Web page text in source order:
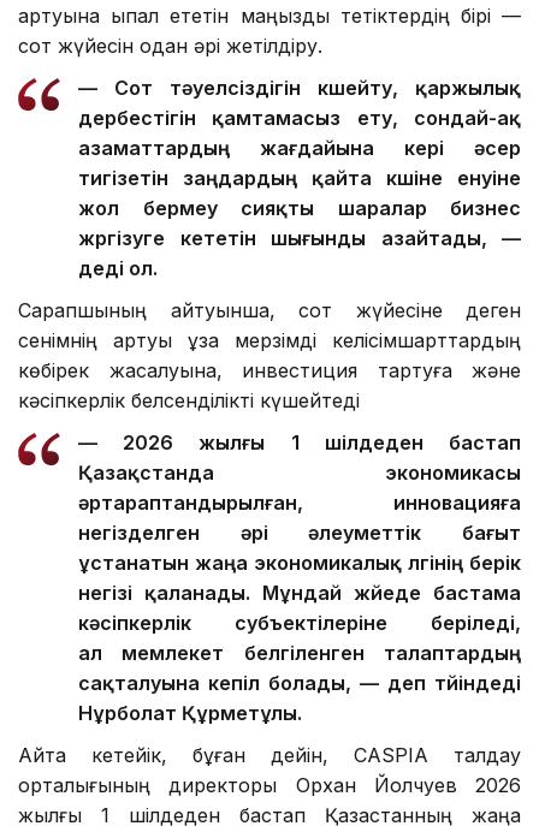
артуына ықпал ететін маңызды тетіктердің бірі —
сот жүйесін одан әрі жетілдіру.
— Сот тәуелсіздігін күшейту, қаржылық
дербестігін қамтамасыз ету, сондай-ақ
азаматтардың жағдайына кері әсер
тигізетін заңдардың қайта күшіне енуіне
жол бермеу сияқты шаралар бизнес
жүргізуге кететін шығынды азайтады, —
деді ол.
Сарапшының айтуынша, сот жүйесіне деген
сенімнің артуы ұзақ мерзімді келісімшарттардың
көбірек жасалуына, инвестиция тартуға және
кәсіпкерлік белсенділікті күшейтеді
— 2026 жылғы 1 шілдеден бастап
Қазақстанда экономикасы
әртараптандырылған, инновацияға
негізделген әрі әлеуметтік бағыт
ұстанатын жаңа экономикалық үлгінің берік
негізі қаланады. Мұндай жүйеде бастама
кәсіпкерлік субъектілеріне беріледі,
ал мемлекет белгіленген талаптардың
сақталуына кепіл болады, — деп түйіндеді
Нұрболат Құрметұлы.
Айта кетейік, бұған дейін, CASPIA талдау
орталығының директоры Орхан Йолчуев 2026
жылғы 1 шілдеден бастап Қазақстанның жаңа